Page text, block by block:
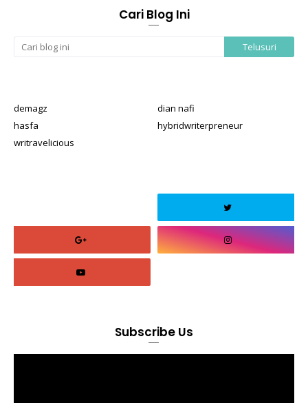
Cari Blog Ini
demagz
dian nafi
hasfa
hybridwriterpreneur
writravelicious
Subscribe Us